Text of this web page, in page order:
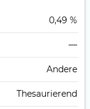
0,49 %
—
Andere
Thesaurierend